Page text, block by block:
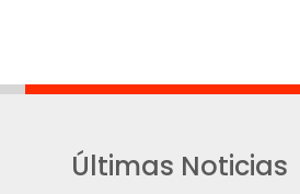
Últimas Noticias